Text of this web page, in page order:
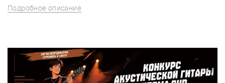
Подробное описание